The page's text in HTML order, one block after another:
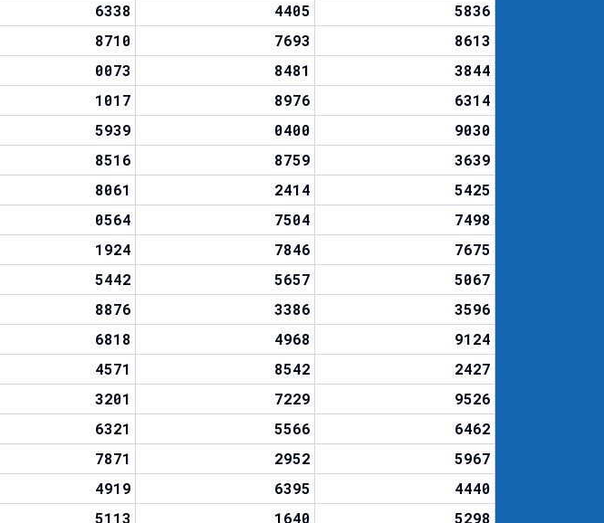
6338 4405
5836
8710 7693
8613
0073 8481
3844
1017 8976
6314
5939 0400
9030
8516 8759
3639
8061 2414
5425
0564 7504
7498
1924 7846
7675
5442 5657
5067
8876 3386
3596
6818 4968
9124
4571 8542
2427
3201 7229
9526
6321 5566
6462
7871 2952
5967
4919 6395
4440
5113 1640 5298